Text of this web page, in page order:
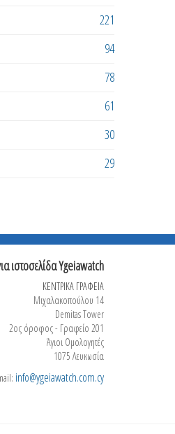
221
94
78
61
30
29
ιστοσελίδα Ygeiawatch
ΚΕΝΤΡΙΚΑ ΓΡΑΦΕΙΑ
Μιχαλακοπούλου 14
Demitas Tower
2ος όροφος - Γραφείο 201
Άγιοι Ομολογητές
1075 Λευκωσία
info@ygeiawatch.com.cy